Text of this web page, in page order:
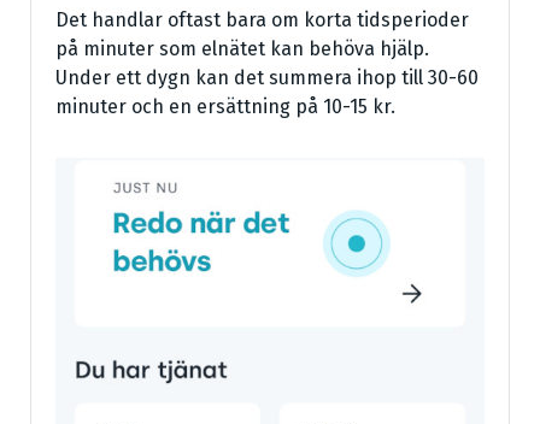
Det handlar oftast bara om korta tidsperioder
på minuter som elnätet kan behöva hjälp.
Under ett dygn kan det summera ihop till 30-60
minuter och en ersättning på 10-15 kr.